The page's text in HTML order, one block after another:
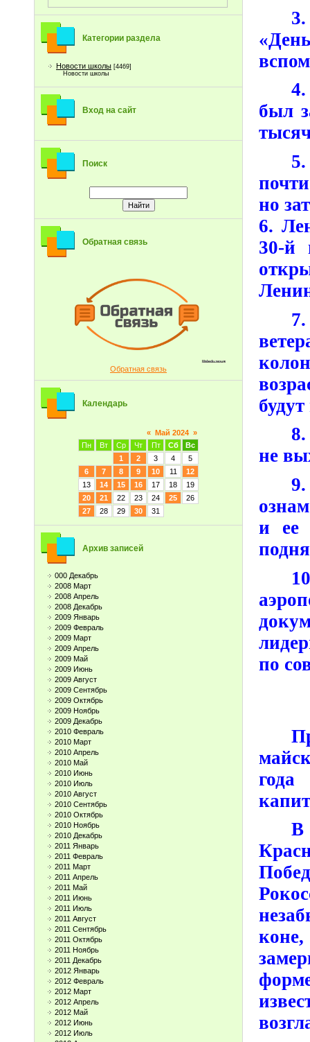
Категории раздела
Новости школы [4469]
Новости школы
Вход на сайт
Поиск
Обратная связь
Обратная связь
Календарь
« Май 2024 »
Пн
Вт Ср Чт Пт Сб
Вс
1
2 3 4
5
6
7 8 9 10 11
12
13
14 15 16 17 18
19
20
21 22 23 24 25
26
27
28 29 30 31
Архив записей
000 Декабрь
2008 Март
2008 Апрель
2008 Декабрь
2009 Январь
2009 Февраль
2009 Март
2009 Апрель
2009 Май
2009 Июнь
2009 Август
2009 Сентябрь
2009 Октябрь
2009 Ноябрь
2009 Декабрь
2010 Февраль
2010 Март
2010 Апрель
2010 Май
2010 Июнь
2010 Июль
2010 Август
2010 Сентябрь
2010 Октябрь
2010 Ноябрь
2010 Декабрь
2011 Январь
2011 Февраль
2011 Март
2011 Апрель
2011 Май
2011 Июнь
2011 Июль
2011 Август
2011 Сентябрь
2011 Октябрь
2011 Ноябрь
2011 Декабрь
2012 Январь
2012 Февраль
2012 Март
2012 Апрель
2012 Май
2012 Июнь
2012 Июль
был
но
6.
30-й
не
и ее
по
В